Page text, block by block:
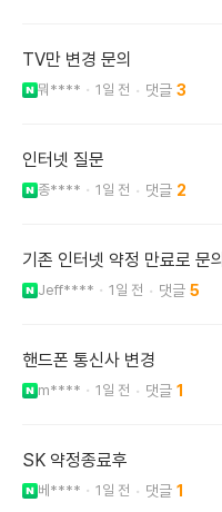
TV만 변경 문의
뭐**** 1일 전 3
인터넷 질문
종**** 1일 전 2
기존 인터넷 약정 만료로 문의
Jeff**** 1일 전 5
핸드폰 통신사 변경
m**** 1일 전 1
SK 약정종료후
베**** 1일 전 1